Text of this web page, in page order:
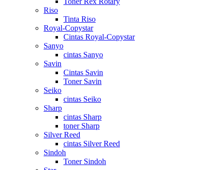
Riso
Tinta Riso
Royal-Copystar
Cintas Royal-Copystar
Sanyo
cintas Sanyo
Savin
Cintas Savin
Toner Savin
Seiko
cintas Seiko
Sharp
cintas Sharp
toner Sharp
Silver Reed
cintas Silver Reed
Sindoh
Toner Sindoh